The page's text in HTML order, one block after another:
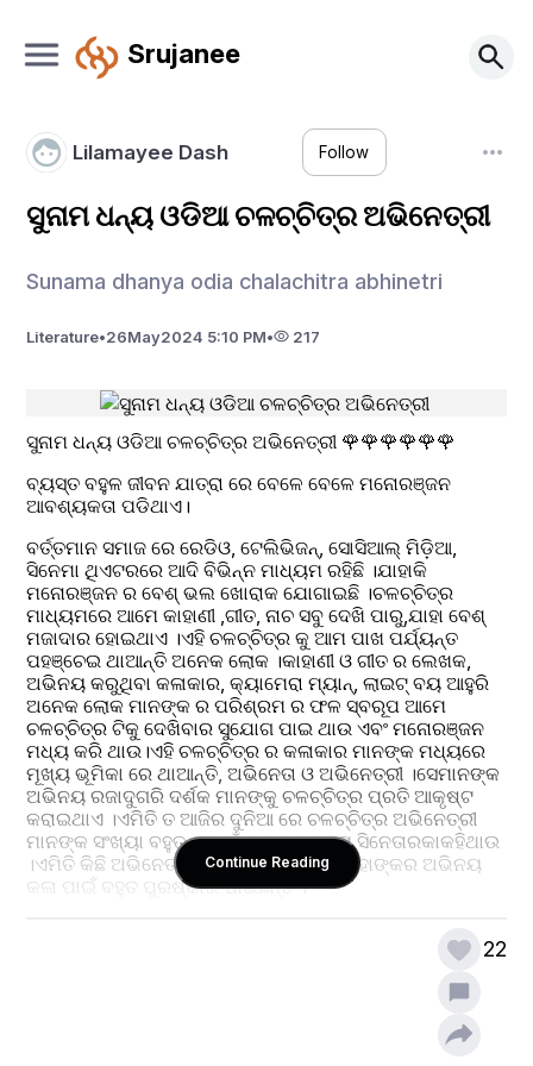
Srujanee
Lilamayee Dash Follow
ସୁନାମ ଧନ୍ୟ ଓଡିଆ ଚଳଚ୍ଚିତ୍ର ଅଭିନେତ୍ରୀ
Sunama dhanya odia chalachitra abhinetri
Literature•26May2024 5:10 PM• 217
ସୁନାମ ଧନ୍ୟ ଓଡିଆ ଚଳଚ୍ଚିତ୍ର ଅଭିନେତ୍ରୀ 🌹🌹🌹🌹🌹🌹
ବ୍ୟସ୍ତ ବହୁଳ ଜୀବନ ଯାତ୍ରା ରେ ବେଳେ ବେଳେ ମନୋରଞ୍ଜନ
ଆବଶ୍ୟକତା ପଡିଥାଏ।
ବର୍ତ୍ତମାନ ସମାଜ ରେ ରେଡିଓ, ଟେଲିଭିଜନ୍, ସୋସିଆଲ୍ ମିଡ଼ିଆ,
ସିନେମା ଥିଏଟରରେ ଆଦି ବିଭିନ୍ନ ମାଧ୍ୟମ ରହିଛି ।ଯାହାକି
ମନୋରଞ୍ଜନ ର ବେଶ୍ ଭଲ ଖୋରାକ ଯୋଗାଇଛି ।ଚଳଚ୍ଚିତ୍ର
ମାଧ୍ୟମରେ ଆମେ କାହାଣୀ ,ଗୀତ, ନାଚ ସବୁ ଦେଖି ପାରୁ,ଯାହା ବେଶ୍
ମଜାଦାର ହୋଇଥାଏ ।ଏହି ଚଳଚ୍ଚିତ୍ର କୁ ଆମ ପାଖ ପର୍ଯ୍ୟନ୍ତ
ପହଞ୍ଚେଇ ଥାଆନ୍ତି ଅନେକ ଲୋକ ।କାହାଣୀ ଓ ଗୀତ ର ଲେଖକ,
ଅଭିନୟ କରୁଥିବା କଳାକାର, କ୍ୟାମେରା ମ୍ୟାନ୍, ଲାଇଟ୍ ବୟ ଆହୁରି
ଅନେକ ଲୋକ ମାନଙ୍କ ର ପରିଶ୍ରମ ର ଫଳ ସ୍ବରୂପ ଆମେ
ଚଳଚ୍ଚିତ୍ର ଟିକୁ ଦେଖିବାର ସୁଯୋଗ ପାଇ ଥାଉ ଏବଂ ମନୋରଞ୍ଜନ
ମଧ୍ୟ କରି ଥାଉ।ଏହି ଚଳଚ୍ଚିତ୍ର ର କଳାକାର ମାନଙ୍କ ମଧ୍ୟରେ
ମୂଖ୍ୟ ଭୂମିକା ରେ ଥାଆନ୍ତି, ଅଭିନେତା ଓ ଅଭିନେତ୍ରୀ ।ସେମାନଙ୍କ
ଅଭିନୟ ରଜାଦୁଗରି ଦର୍ଶକ ମାନଙ୍କୁ ଚଳଚ୍ଚିତ୍ର ପ୍ରତି ଆକୃଷ୍ଟ
କରାଇଥାଏ ।ଏମିତି ତ ଆଜିର ଦୁନିଆ ରେ ଚଳଚ୍ଚିତ୍ର ଅଭିନେତ୍ରୀ
ମାନଙ୍କ ସଂଖ୍ୟା ବହୁତ ।ଯେଉଁ ମାନଙ୍କୁ ଆମେ ସିନେତାରକାକହିଥାଉ
।ଏମିତି କିଛି ଅଭିନେତ୍ରୀ ଅଛନ୍ତି ଯେଉଁମାନେ ତାହାଙ୍କର ଅଭିନୟ
କଳା ପାଇଁ ବହୁତ ପୁରଷ୍କାର ପାଇଛନ୍ତି ।
ମାନଙ୍କ ସଂଖ୍ୟା ବହୁତ ସେମାନଙ୍କ ମଧ୍ୟରୁ କିଛି ଅଭିନେତ୍ରୀ ଙ୍କ
ବୁକୁର ଶାମୁକା ସିଏ, ୧୯୭୬ ମସିହା ରୁ ଶେଷ ଶ୍ରାବଣ ର ଉଛୁଳା ନଈରୁ
Continue Reading
22